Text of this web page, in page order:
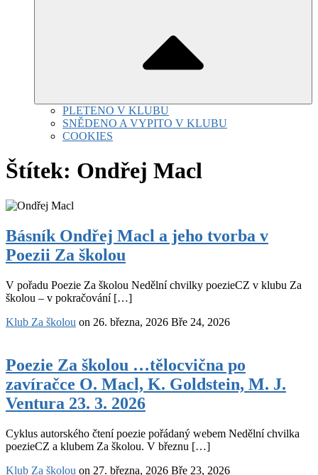
PLETENO V KLUBU
SNĚDENO A VYPITO V KLUBU
COOKIES
Štítek: Ondřej Macl
Ondřej
Macl
tvorba
v
Za
Básník Ondřej Macl a jeho tvorba v
Poezii Za školou
V pořadu Poezie Za školou Nedělní chvilky poezieCZ v klubu Za
školou – v pokračování […]
Klub Za školou on 26. března, 2026 Bře 24, 2026
Za
školou
…
tělocvična
po
O.
Macl,
Poezie Za školou …tělocvična po
zavíračce O. Macl, K. Goldstein, M. J.
Ventura 23. 3. 2026
Cyklus autorského čtení poezie pořádaný webem Nedělní chvilka
poezieCZ a klubem Za školou. V březnu […]
Klub Za školou on 27. března, 2026 Bře 23, 2026